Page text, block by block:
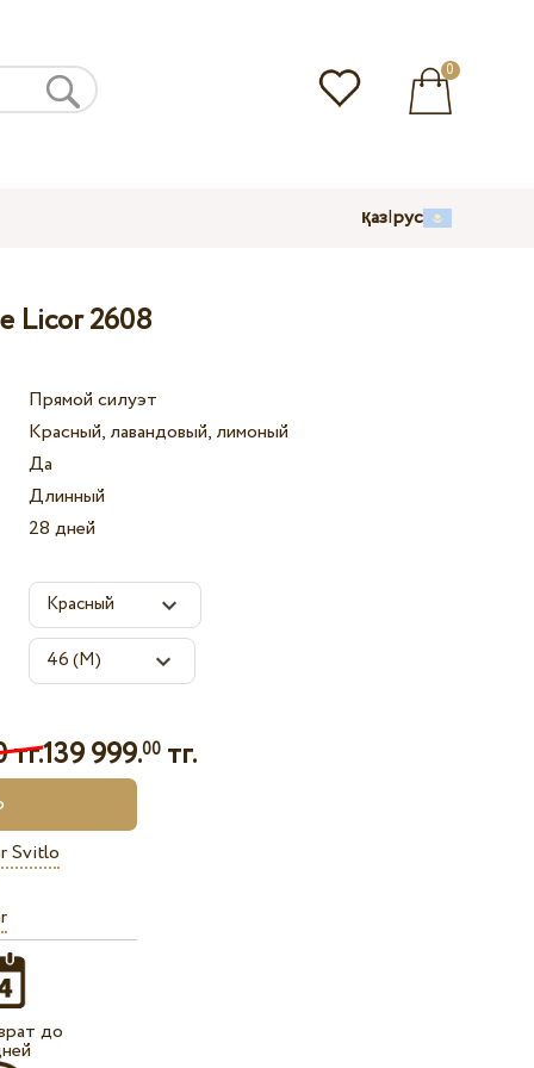
0
қаз|рус
Licor 2608
Прямой силуэт
Красный, лавандовый, лимоный
Да
Длинный
28 дней
тг.139 999.00 тг.
Svitlo
до